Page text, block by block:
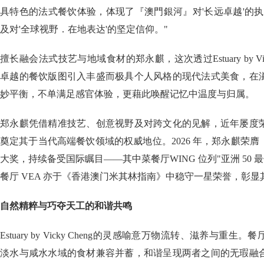
具特色的法式餐饮体验，体现了『澳門銀河』对'长远卓越'的
及对'全球视野．在地表达'的坚定信仰。"
擅长融会法式技艺与地域食材的郑永麒，这次透过Estuary by
卓越的餐饮版图引入丰盛而极具个人风格的现代法式美食，在
妙平衡，不单满足感官体验，更藉此唤醒记忆中温度与归属。
郑永麒凭借精准技艺、创意视野及对跨文化的见解，近年屡度
奠定其于当代高端餐饮领域的权威地位。2026 年，郑永麒荣
大奖，持续备受国际瞩目——其中菜餐厅WING 位列"亚洲 50 最
餐厅 VEA 亦于《香港澳门米其林指南》中稳守一星荣誉，彰显
自然精粹与巧夺天工的和谐共鸣
Estuary by Vicky Cheng的灵感喻意万物流转、滋养与重生。
淡水与咸水水域的食材兼容并蓄，和谐呈现两者之间的无瑕融